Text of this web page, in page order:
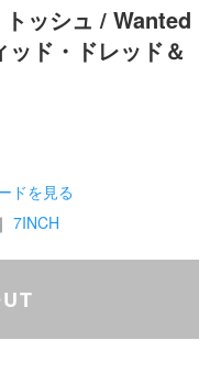
ッシュ / Wanted
ド・ドレッド＆
ドを見る
｜ 7INCH